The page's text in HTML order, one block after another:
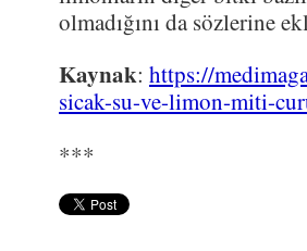
olmadığını da sözlerine
Kaynak: https://
sicak-su-ve-limon-miti-
***